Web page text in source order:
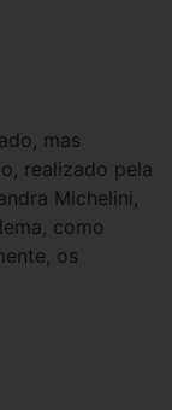
mas
realizado pela
Michelini,
como
os